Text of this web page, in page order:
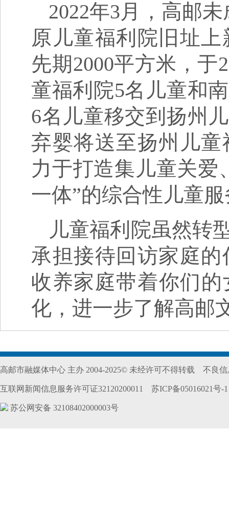
2022年3月，高邮
原儿童福利院旧址
先期2000平方米，于
童福利院5名儿童和
6名儿童移交到扬州
弃婴将送至扬州儿
力于打造集儿童关爱
一体”的综合性儿童
儿童福利院虽然转
承担接待回访家庭
收养家庭带着你们
化，进一步了解高邮
高邮市融媒体中心 主办 2004-2025© 未经许可不得转载 不良信
互联网新闻信息服务许可证32120200011 苏ICP备05016021号-1
苏公网安备 32108402000003号